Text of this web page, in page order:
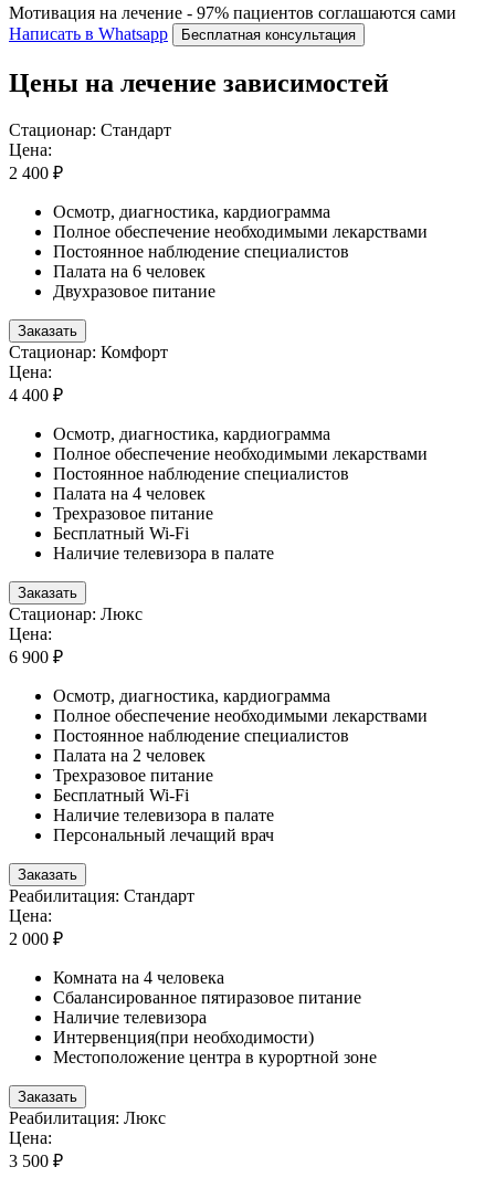
Мотивация на лечение - 97% пациентов соглашаются сами
Написать в Whatsapp
Бесплатная консультация
Цены на лечение зависимостей
Стационар: Стандарт
Цена:
2 400 ₽
Осмотр, диагностика, кардиограмма
Полное обеспечение необходимыми лекарствами
Постоянное наблюдение специалистов
Палата на 6 человек
Двухразовое питание
Заказать
Стационар: Комфорт
Цена:
4 400 ₽
Осмотр, диагностика, кардиограмма
Полное обеспечение необходимыми лекарствами
Постоянное наблюдение специалистов
Палата на 4 человек
Трехразовое питание
Бесплатный Wi-Fi
Наличие телевизора в палате
Заказать
Стационар: Люкс
Цена:
6 900 ₽
Осмотр, диагностика, кардиограмма
Полное обеспечение необходимыми лекарствами
Постоянное наблюдение специалистов
Палата на 2 человек
Трехразовое питание
Бесплатный Wi-Fi
Наличие телевизора в палате
Персональный лечащий врач
Заказать
Реабилитация: Стандарт
Цена:
2 000 ₽
Комната на 4 человека
Сбалансированное пятиразовое питание
Наличие телевизора
Интервенция(при необходимости)
Местоположение центра в курортной зоне
Заказать
Реабилитация: Люкс
Цена:
3 500 ₽